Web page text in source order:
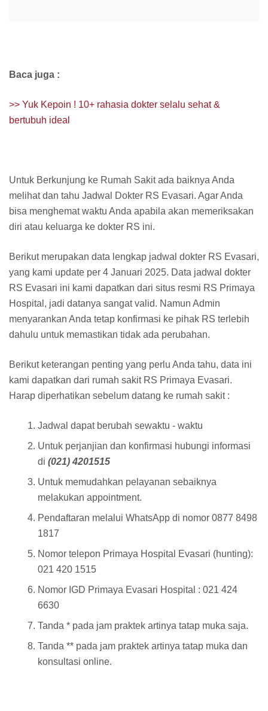
Baca juga :
>> Yuk Kepoin ! 10+ rahasia dokter selalu sehat &
bertubuh ideal
Untuk Berkunjung ke Rumah Sakit ada baiknya Anda
melihat dan tahu Jadwal Dokter RS Evasari. Agar Anda
bisa menghemat waktu Anda apabila akan memeriksakan
diri atau keluarga ke dokter RS ini.
Berikut merupakan data lengkap jadwal dokter RS Evasari,
yang kami update per 4 Januari 2025. Data jadwal dokter
RS Evasari ini kami dapatkan dari situs resmi RS Primaya
Hospital, jadi datanya sangat valid. Namun Admin
menyarankan Anda tetap konfirmasi ke pihak RS terlebih
dahulu untuk memastikan tidak ada perubahan.
Berikut keterangan penting yang perlu Anda tahu, data ini
kami dapatkan dari rumah sakit RS Primaya Evasari.
Harap diperhatikan sebelum datang ke rumah sakit :
Jadwal dapat berubah sewaktu - waktu
Untuk perjanjian dan konfirmasi hubungi informasi
di (021) 4201515
Untuk memudahkan pelayanan sebaiknya
melakukan appointment.
Pendaftaran melalui WhatsApp di nomor 0877 8498
1817
Nomor telepon Primaya Hospital Evasari (hunting):
021 420 1515
Nomor IGD Primaya Evasari Hospital : 021 424
6630
Tanda * pada jam praktek artinya tatap muka saja.
Tanda ** pada jam praktek artinya tatap muka dan
konsultasi online.